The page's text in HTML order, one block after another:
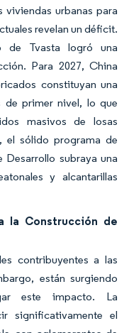
urbanas para
revelan un déficit.
de Tvasta logró una
Para 2027, China
constituyan una
de primer nivel, lo que
masivos de losas
el sólido programa de
subraya una
y alcantarillas
la Construcción de
contribuyentes a las
están surgiendo
este impacto. La
significativamente el